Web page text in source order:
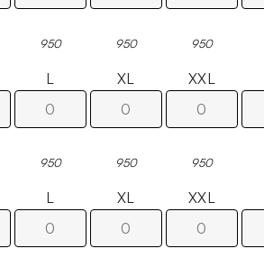
950 950 950
L
950
XL
950
XXL
950
L XL XXL